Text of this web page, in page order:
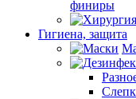
финиры
Гигиена, защита